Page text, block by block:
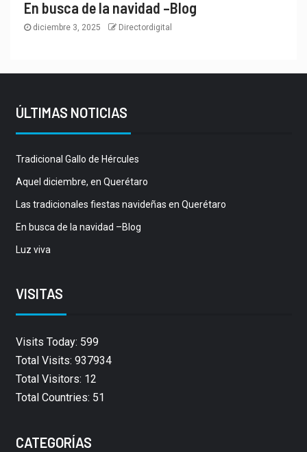
En busca de la navidad –Blog
diciembre 3, 2025 Directordigital
ÚLTIMAS NOTICIAS
Tradicional Gallo de Hércules
Aquel diciembre, en Querétaro
Las tradicionales fiestas navideñas en Querétaro
En busca de la navidad –Blog
Luz viva
VISITAS
Visits Today: 599
Total Visits: 937934
Total Visitors: 12
Total Countries: 51
CATEGORÍAS